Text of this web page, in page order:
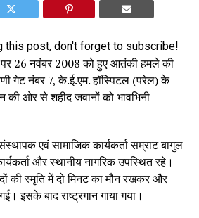
this post, don't forget to subscribe!
26 नवंबर 2008 को हुए आतंकी हमले की
गेट नंबर 7, के.ई.एम. हॉस्पिटल (परेल) के
की ओर से शहीद जवानों को भावभिनी
एवं सामाजिक कार्यकर्ता सम्राट बागुल
और स्थानीय नागरिक उपस्थित रहे।
की स्मृति में दो मिनट का मौन रखकर और
इसके बाद राष्ट्रगान गाया गया।